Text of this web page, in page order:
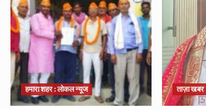
हमारा शहर : लोकल न्यूज ताज़ा खबर